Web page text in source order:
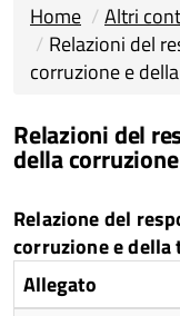
Home
Altri
Relazioni del
corruzione e
Relazioni del
della
Relazione del
corruzione e della
Allegato